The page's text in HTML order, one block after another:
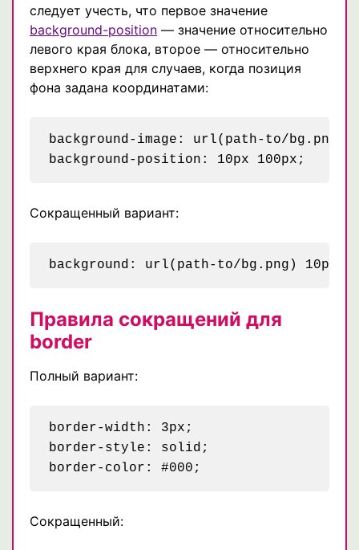
следует учесть, что первое значение
background-position — значение относительно
левого края блока, второе — относительно
верхнего края для случаев, когда позиция
фона задана координатами:
background-image: url(path-to/bg.png);
Сокращенный вариант:
Правила сокращений для
border
Полный вариант:
border-width: 3px;
border-style: solid;
Сокращенный: